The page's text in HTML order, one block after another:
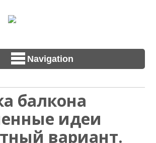
Navigation
балкона
идеи
вариант.